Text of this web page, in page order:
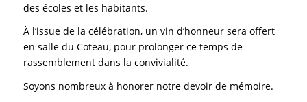
des écoles et les habitants.
À l’issue de la célébration, un vin d’honneur sera offert
en salle du Coteau, pour prolonger ce temps de
rassemblement dans la convivialité.
Soyons nombreux à honorer notre devoir de mémoire.